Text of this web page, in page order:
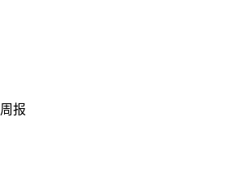
周报